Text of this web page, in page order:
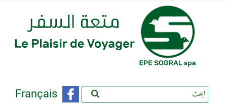
Français